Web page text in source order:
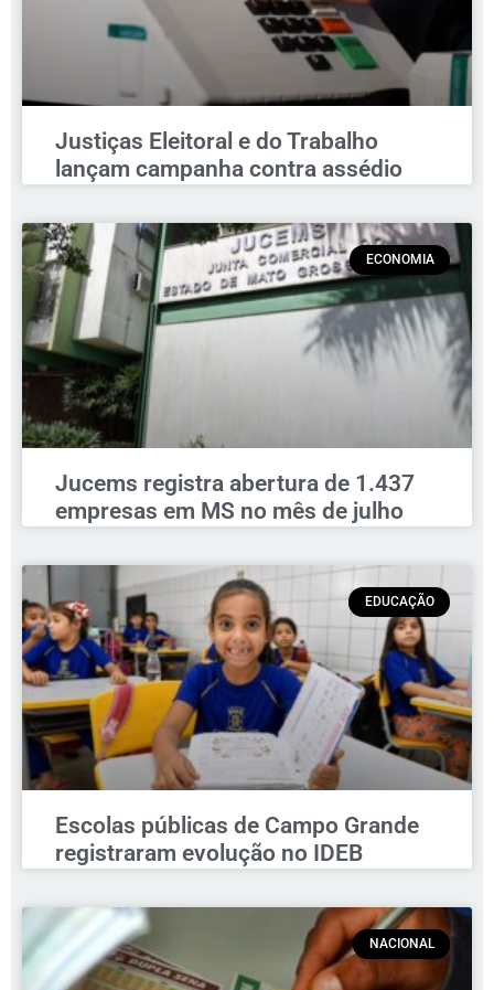
Justiças Eleitoral e do Trabalho
lançam campanha contra assédio
ECONOMIA
Jucems registra abertura de 1.437
empresas em MS no mês de julho
EDUCAÇÃO
Escolas públicas de Campo Grande
registraram evolução no IDEB
NACIONAL